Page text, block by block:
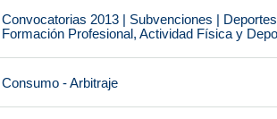
Convocatorias 2013 | Subvenciones |
Formación Profesional, Actividad Física y
Consumo - Arbitraje